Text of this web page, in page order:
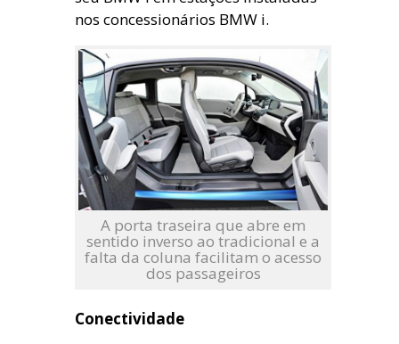
nos concessionários BMW i.
A porta traseira que abre em
sentido inverso ao tradicional e a
falta da coluna facilitam o acesso
dos passageiros
Conectividade